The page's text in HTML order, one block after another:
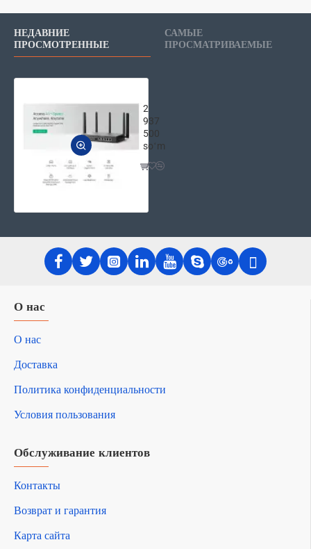
НЕДАВНИЕ
ПРОСМОТРЕННЫЕ
САМЫЕ
ПРОСМАТРИВАЕМЫЕ
2
937
500
soʻm
О нас
О нас
Доставка
Политика конфиденциальности
Условия пользования
Обслуживание клиентов
Контакты
Возврат и гарантия
Карта сайта